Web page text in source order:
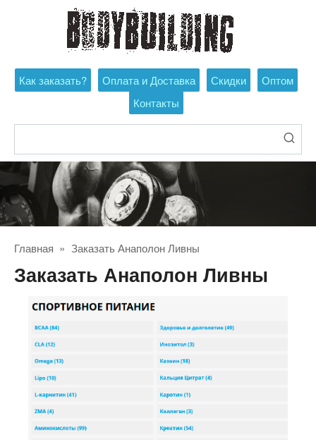
Как заказать? Оплата и Доставка Скидки
Оптом
Контакты
Главная » Заказать Анаполон Ливны
Заказать Анаполон Ливны